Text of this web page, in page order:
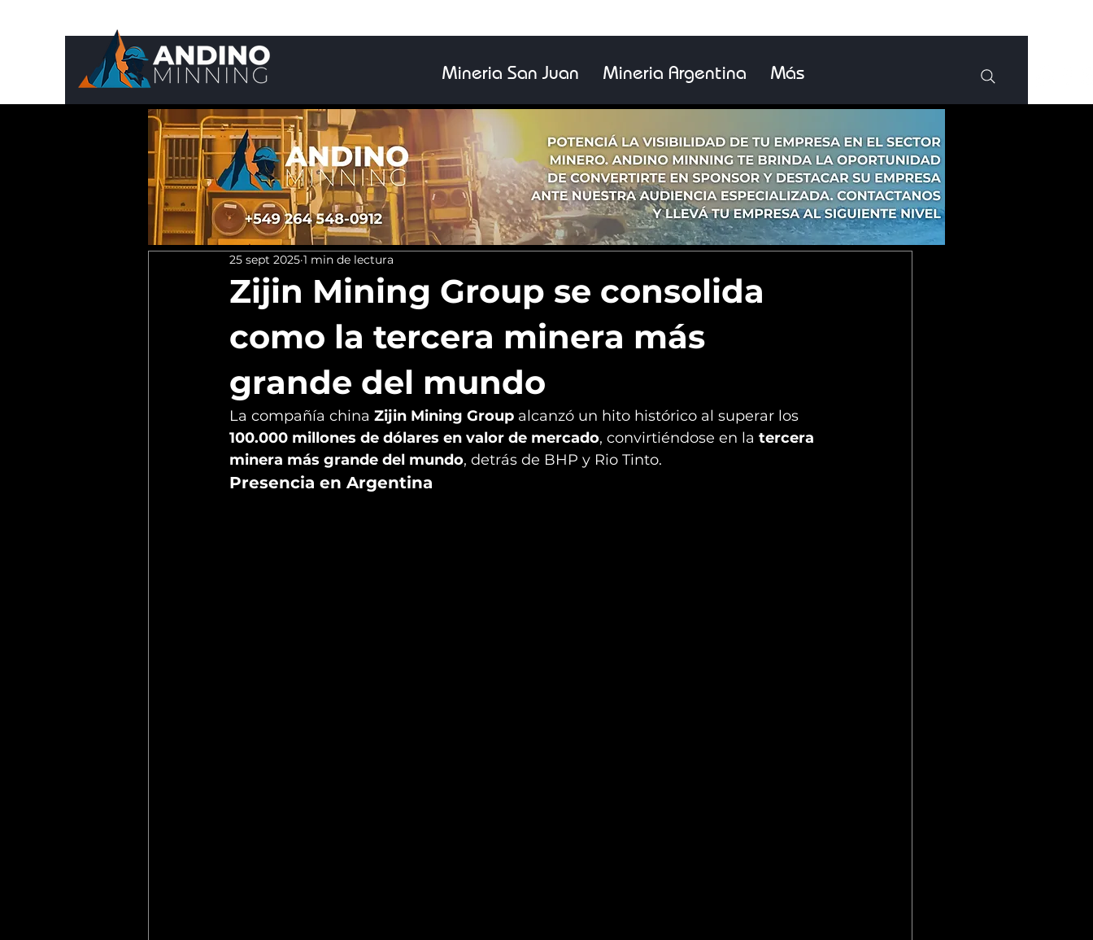
Mineria San Juan Mineria Argentina Más
Zijin Mining Group se consolida
como la tercera minera más
grande del mundo
25 sept 2025 1 min de lectura
La compañía china Zijin Mining Group alcanzó un hito histórico al superar los
100.000 millones de dólares en valor de mercado, convirtiéndose en la tercera
minera más grande del mundo, detrás de BHP y Rio Tinto.
Presencia en Argentina